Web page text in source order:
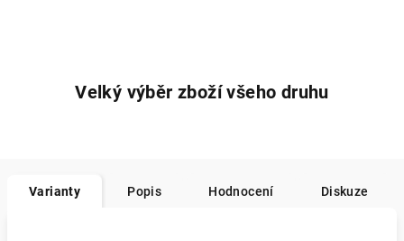
Velký výběr zboží všeho druhu
Varianty Popis Hodnocení Diskuze